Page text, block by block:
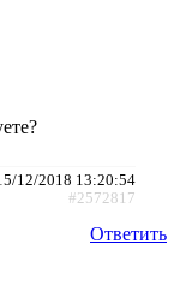
12/2018 13:20:54
#2572817
Ответить